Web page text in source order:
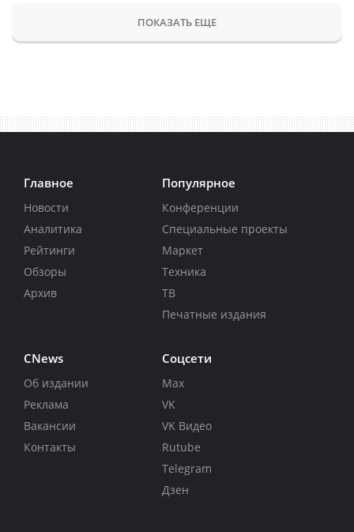
ПОКАЗАТЬ ЕЩЕ
Главное
Новости
Аналитика
Рейтинги
Обзоры
Архив
Популярное
Конференции
Специальные проекты
Маркет
Техника
ТВ
Печатные издания
CNews
Об издании
Реклама
Вакансии
Контакты
Соцсети
Max
VK
VK Видео
Rutube
Telegram
Дзен